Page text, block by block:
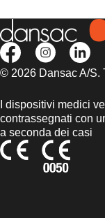
© 2026 Dansac A/S.
I dispositivi medici
contrassegnati con
a seconda dei casi